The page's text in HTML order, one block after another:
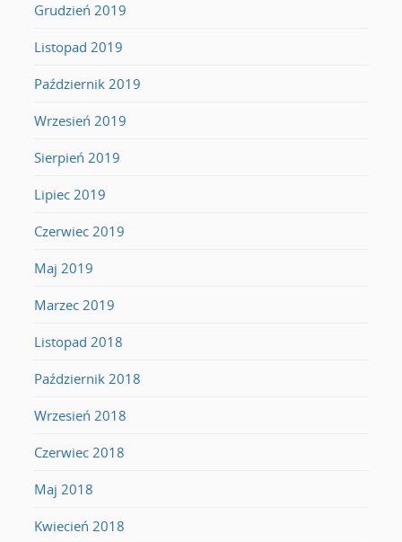
Grudzień 2019
Listopad 2019
Październik 2019
Wrzesień 2019
Sierpień 2019
Lipiec 2019
Czerwiec 2019
Maj 2019
Marzec 2019
Listopad 2018
Październik 2018
Wrzesień 2018
Czerwiec 2018
Maj 2018
Kwiecień 2018